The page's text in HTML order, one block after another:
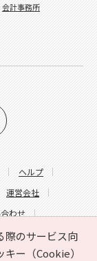
際のサービス向
ー（Cookie）
ヘルプ
運営会社
わせ
会計事務所